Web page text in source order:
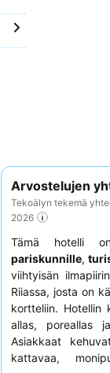
Arvostelujen
Tekoälyn tekemä
2026
Tämä hotelli
pariskunnille,
viihtyisän
Riiassa, josta on
kortteliin. Hotellin
allas, poreallas
Asiakkaat
kattavaa,